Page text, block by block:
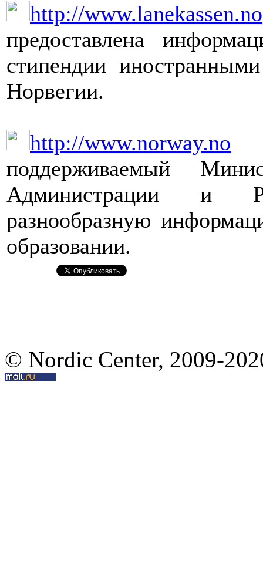
http://www.lanekassen.no
предоставлена
стипендии
Норвегии.
http://www.norway.no
поддерживаемый
Администрации и
разнообразную
образовании.
© Nordic Center, 2009-